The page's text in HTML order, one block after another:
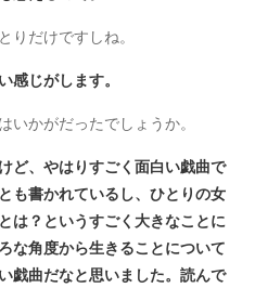
だけですしね。
感じがします。
かがだったでしょうか。
ど、やはりすごく面白い戯曲で
も書かれているし、ひとりの女
は？というすごく大きなことに
な角度から生きることについて
戯曲だなと思いました。読んで